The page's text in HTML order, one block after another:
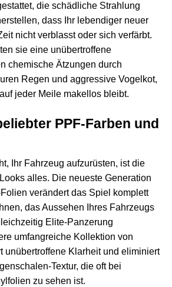
die schädliche Strahlung
dass Ihr lebendiger neuer
nicht verblasst oder sich verfärbt.
sie eine unübertroffene
chemische Ätzungen durch
Regen und aggressive Vogelkot,
jeder Meile makellos bleibt.
PPF-Farben und
Ihr Fahrzeug aufzurüsten, ist die
alles. Die neueste Generation
verändert das Spiel komplett
das Aussehen Ihres Fahrzeugs
Elite-Panzerung
umfangreiche Kollektion von
unübertroffene Klarheit und eliminiert
Textur, die oft bei
zu sehen ist.